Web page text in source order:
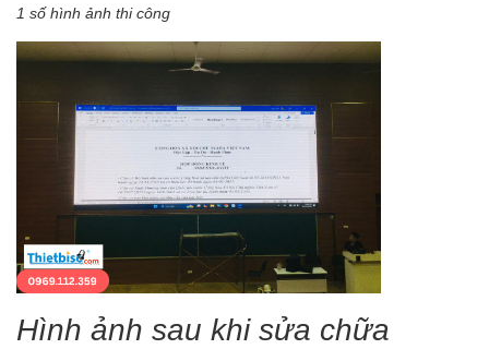
1 số hình ảnh thi công
Hình ảnh sau khi sửa chữa